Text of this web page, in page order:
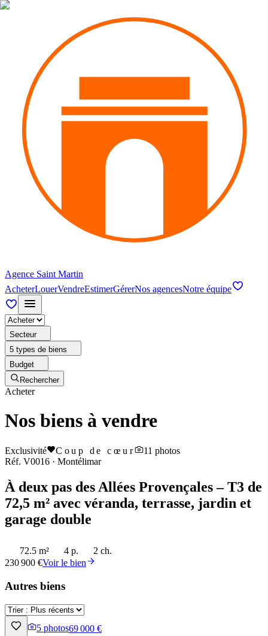
Agence Saint Martin
AcheterLouerVendreEstimerGérerNos agencesNotre équipe
Secteur
5 types de biens
Budget
Rechercher
Acheter
Nos biens à vendre
Exclusivité Coup de cœur 11 photos
Réf. V0016 · Montélimar
À deux pas des Allées Provençales – T3 de
72,5 m² avec véranda, terrasse, jardin et
garage double
72.5 m² 4 p.
2 ch.
230 900 €Voir le bien
Autres biens
5 photos69 000 €